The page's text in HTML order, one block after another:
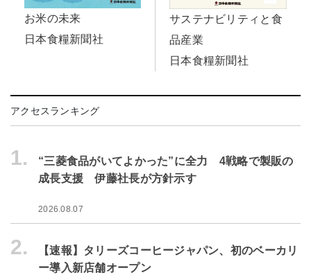
お米の未来
日本食糧新聞社
サステナビリティと食
品産業
日本食糧新聞社
アクセスランキング
1.
“三菱食品がいてよかった”に全力 4戦略で製販の
成長支援 伊藤社長が方針示す
2026.08.07
2.
【速報】タリーズコーヒージャパン、初のベーカリ
ー導入新店舗オープン